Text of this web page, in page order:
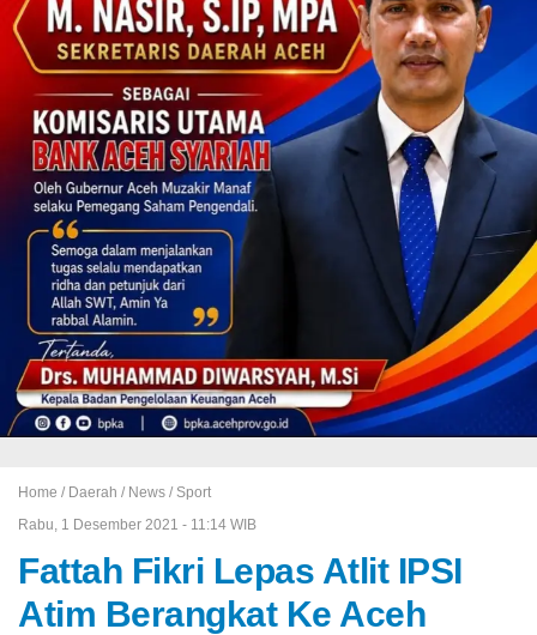
Home / Daerah / News / Sport
Rabu, 1 Desember 2021 - 11:14 WIB
Fattah Fikri Lepas Atlit IPSI
Atim Berangkat Ke Aceh